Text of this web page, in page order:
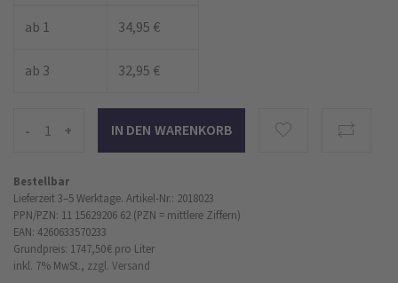
ab 1 34,95 €
ab 3 32,95 €
- +
Bestellbar
Lieferzeit 3–5 Werktage. Artikel-Nr.: 2018023
PPN/PZN: 11 15629206 62 (PZN = mittlere Ziffern)
EAN: 4260633570233
Grundpreis: 1747,50 € pro Liter
inkl. 7% MwSt., zzgl. Versand